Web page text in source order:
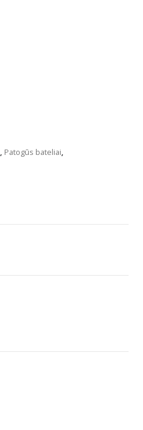
, Patogūs bateliai,